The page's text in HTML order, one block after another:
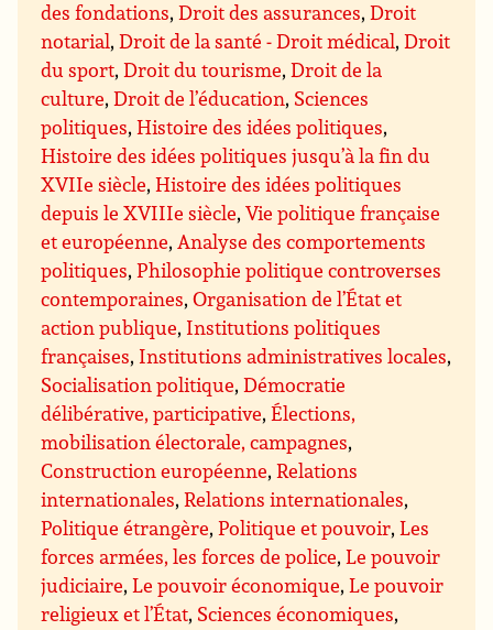
des fondations,Droit des assurances,Droit
notarial,Droit de la santé - Droit médical,Droit
du sport,Droit du tourisme,Droit de la
culture,Droit de l’éducation, Sciences
politiques,Histoire des idées politiques,
Histoire des idées politiques jusqu’à la fin du
XVIIe siècle,Histoire des idées politiques
depuis le XVIIIe siècle,Vie politique française
et européenne, Analyse des comportements
politiques,Philosophie politique controverses
contemporaines,Organisation de l’État et
action publique, Institutions politiques
françaises, Institutions administratives locales,
Socialisation politique,Démocratie
délibérative, participative,Élections,
mobilisation électorale, campagnes,
Construction européenne,Relations
internationales,Relations internationales,
Politique étrangère,Politique et pouvoir,Les
forces armées, les forces de police,Le pouvoir
judiciaire,Le pouvoir économique,Le pouvoir
religieux et l’État, Sciences économiques,